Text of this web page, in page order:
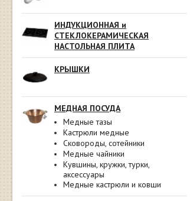
ИНДУКЦИОННАЯ и
СТЕКЛОКЕРАМИЧЕСКАЯ
НАСТОЛЬНАЯ ПЛИТА
КРЫШКИ
МЕДНАЯ ПОСУДА
Медные тазы
Кастрюли медные
Сковороды, сотейники
Медные чайники
Кувшины, кружки, турки,
аксессуары
Медные кастрюли и ковши